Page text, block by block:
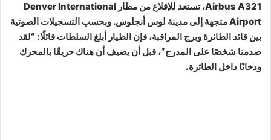
Airbus A321، تستعد للإقلاع من مطار Denver International
Airport متجهة إلى مدينة لوس أنجلوس. وبحسب التسجيلات الصوتية
بين قائد الطائرة وبرج المراقبة، فإن الطيار أبلغ السلطات قائلًا: “لقد
صدمنا شخصًا على المدرج”، قبل أن يضيف أن هناك حريقًا بالمحرك
ودخانًا داخل الطائرة.